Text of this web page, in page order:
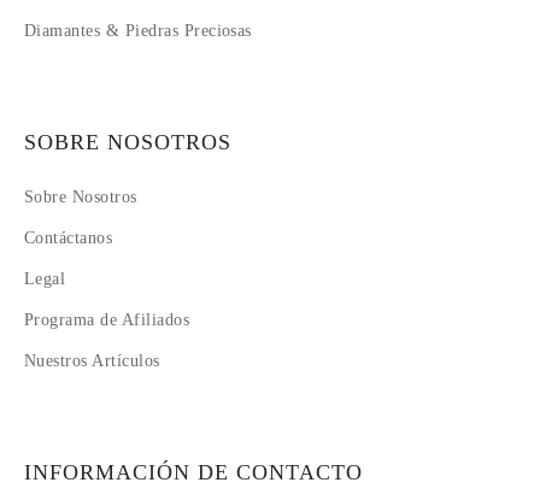
Diamantes & Piedras Preciosas
SOBRE NOSOTROS
Sobre Nosotros
Contáctanos
Legal
Programa de Afiliados
Nuestros Artículos
INFORMACIÓN DE CONTACTO